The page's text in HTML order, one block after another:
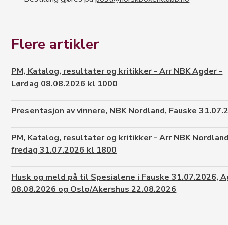
Flere artikler
PM, Katalog, resultater og kritikker - Arr NBK Agder -
Lørdag 08.08.2026 kl 1000
Presentasjon av vinnere, NBK Nordland, Fauske
PM, Katalog, resultater og kritikker - Arr NBK
fredag 31.07.2026 kl 1800
Husk og meld på til Spesialene i Fauske 31.07.2026,
08.08.2026 og Oslo/Akershus 22.08.2026